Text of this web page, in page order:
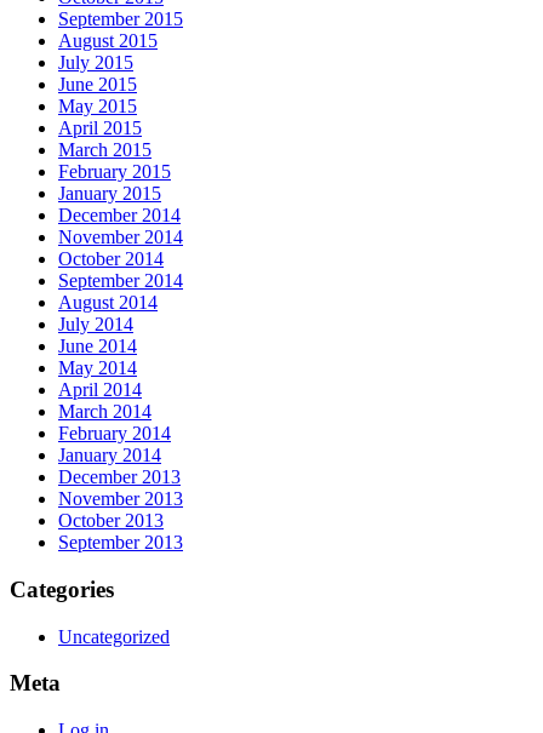
September 2015
August 2015
July 2015
June 2015
May 2015
April 2015
March 2015
February 2015
January 2015
December 2014
November 2014
October 2014
September 2014
August 2014
July 2014
June 2014
May 2014
April 2014
March 2014
February 2014
January 2014
December 2013
November 2013
October 2013
September 2013
Categories
Uncategorized
Meta